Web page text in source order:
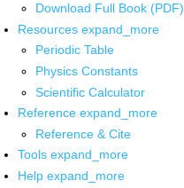
Download Full Book (PDF)
Resources expand_more
Periodic Table
Physics Constants
Scientific Calculator
Reference expand_more
Reference & Cite
Tools expand_more
Help expand_more